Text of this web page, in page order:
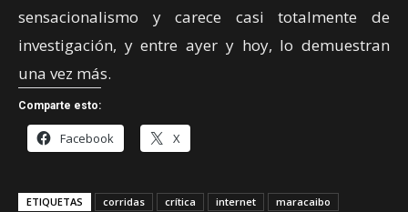
sensacionalismo y carece casi totalmente de
investigación, y entre ayer y hoy, lo demuestran
una vez más.
Comparte esto:
Facebook X
ETIQUETAS corridas crítica internet maracaibo